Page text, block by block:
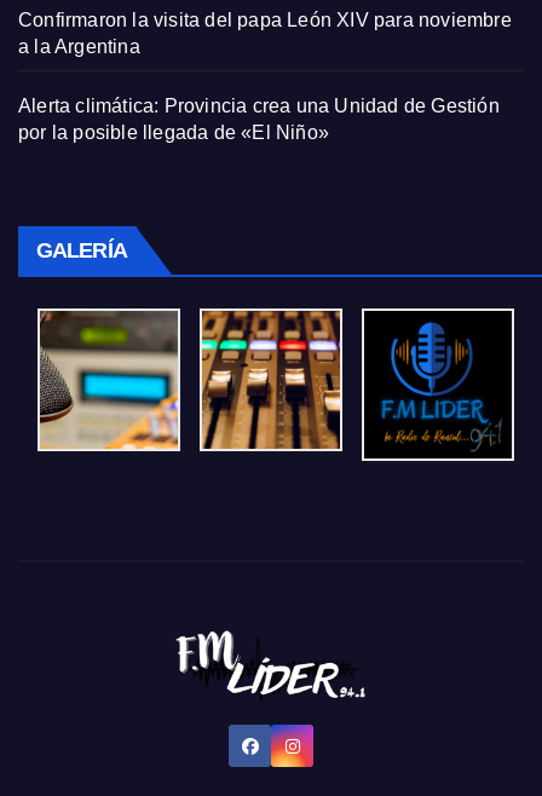
Confirmaron la visita del papa León XIV para noviembre
a la Argentina
Alerta climática: Provincia crea una Unidad de Gestión
por la posible llegada de «El Niño»
GALERÍA